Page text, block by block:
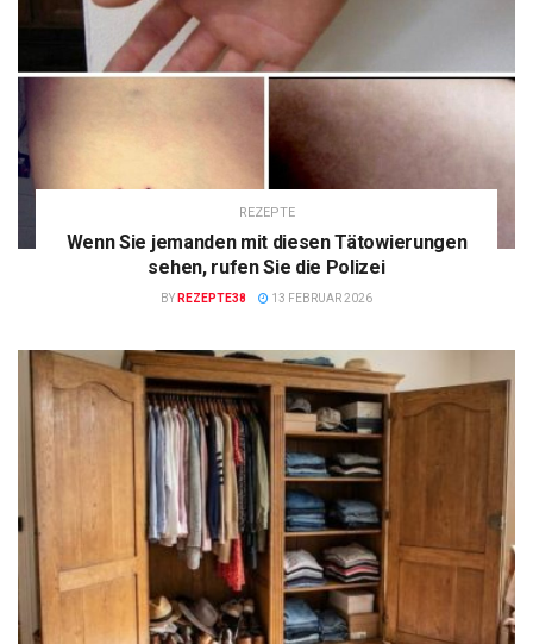
REZEPTE
Wenn Sie jemanden mit diesen Tätowierungen
sehen, rufen Sie die Polizei
BY REZEPTE38 13 FEBRUAR 2026